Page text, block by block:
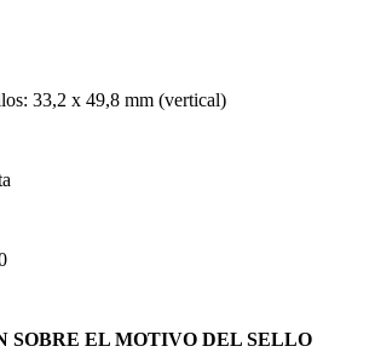
33,2 x 49,8 mm (vertical)
SOBRE EL MOTIVO DEL SELLO